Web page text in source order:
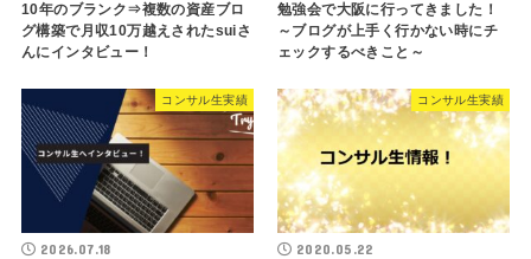
10年のブランク⇒複数の資産ブロ
グ構築で月収10万越えされたsuiさ
んにインタビュー！
勉強会で大阪に行ってきました！
～ブログが上手く行かない時にチ
ェックするべきこと～
コンサル生実績
2026.07.18
コンサル生実績
2020.05.22